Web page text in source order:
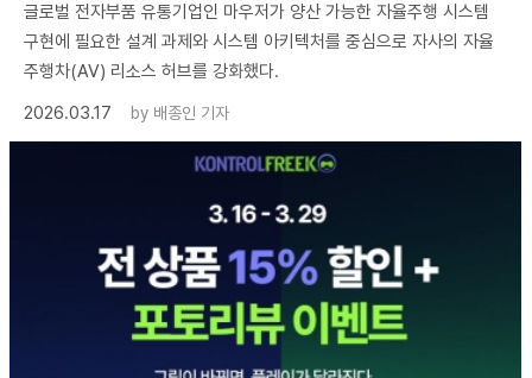
글로벌 전자부품 유통기업인 마우저가 양산 가능한 자율주행 시스템
구현에 필요한 설계 과제와 시스템 아키텍처를 중심으로 자사의 자율
주행차(AV) 리소스 허브를 강화했다.
2026.03.17
by 배종인 기자